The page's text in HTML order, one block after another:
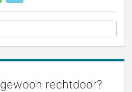
rechtdoor?